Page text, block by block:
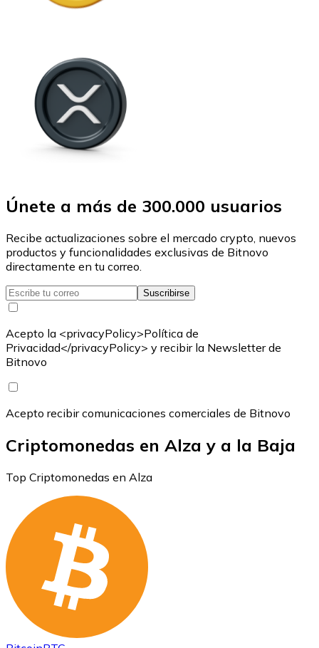
Únete a más de 300.000 usuarios
Recibe actualizaciones sobre el mercado crypto, nuevos
productos y funcionalidades exclusivas de Bitnovo
directamente en tu correo.
Suscribirse
Acepto la <privacyPolicy>Política de
Privacidad</privacyPolicy> y recibir la Newsletter de
Bitnovo
Acepto recibir comunicaciones comerciales de Bitnovo
Criptomonedas en Alza y a la Baja
Top Criptomonedas en Alza